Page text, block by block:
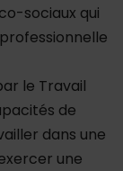
sociaux qui
le Travail
de
dans une
une